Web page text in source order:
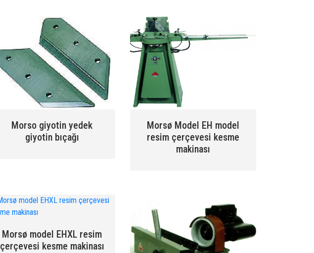
Morso giyotin yedek
giyotin bıçağı
Morsø Model EH model
resim çerçevesi kesme
makinası
Morsø model EHXL resim
çerçevesi kesme makinası